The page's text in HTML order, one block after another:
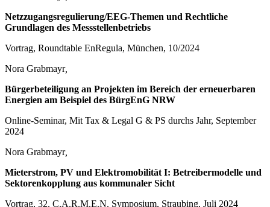
Netzzugangsregulierung/EEG-Themen und Rechtliche
Grundlagen des Messstellenbetriebs
Vortrag, Roundtable EnRegula, München, 10/2024
Nora Grabmayr,
Bürgerbeteiligung an Projekten im Bereich der erneuerbaren
Energien am Beispiel des BürgEnG NRW
Online-Seminar, Mit Tax & Legal G & PS durchs Jahr, September
2024
Nora Grabmayr,
Mieterstrom, PV und Elektromobilität I: Betreibermodelle und
Sektorenkopplung aus kommunaler Sicht
Vortrag, 32. C.A.R.M.E.N. Symposium, Straubing, Juli 2024